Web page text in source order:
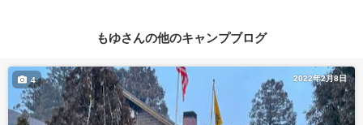
もゆさんの他のキャンプブログ
2022年2月8日
4